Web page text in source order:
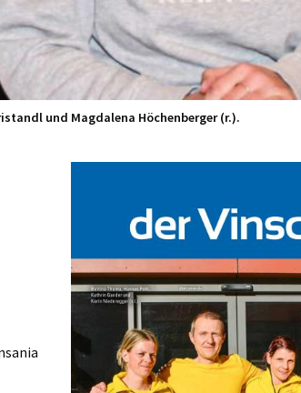
und Magdalena Höchenberger (r.).